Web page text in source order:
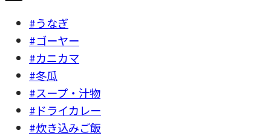
#うなぎ
#ゴーヤー
#カニカマ
#冬瓜
#スープ・汁物
#ドライカレー
#炊き込みご飯